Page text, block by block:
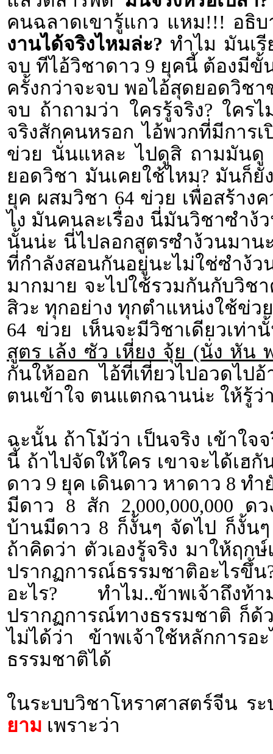
คนฉลาดเขารู้แกว แหม!!! อธิบ
งานได้จริงไหมล่ะ? ทำไม มันเ
จบ ทีไอ้วิชาดาว 9 ยุคนี้ ต้องมี
ครั้งกว่าจะจบ พอไอ้สุดยอดวิชา
จบ ถ้าถามว่า ใครรู้จริง? ใคร
จริงสักคนหรอก ไอ้พวกที่มีการ
ข่วย นั่นแหละ ไปดูสิ ถามมันดู
ยอดวิชา มันเคยใช้ไหม? มันก็
ยุค ผสมวิชา 64 ข่วย เพื่อสร้าง
ไง มันคนละเรื่อง นี่มันวิชาซำง้
นั้นน่ะ นี่ไปลอกสูตรซำง้วนมาน
ที่กำลังสอนกันอยู่นะไม่ใช่ซำง้
มากมาย จะไปใช้รวมกันกับวิช
สิวะ ทุกอย่าง ทุกตำแหน่งใช้ข่
64 ข่วย เห็นจะมีวิชาเดียวเท่
สูตร เล้ง ซัว เหี่ยง จุ้ย (นั่ง หัน
กันให้ออก ไอ้ที่เที่ยวไปอวดไป
ตนเข้าใจ ตนแตกฉานน่ะ ให้รู้ว่
ฉะนั้น ถ้าโม้ว่า เป็นจริง เข้าใ
นี้ ถ้าไปจัดให้ใคร เขาจะได้เฮ
ดาว 9 ยุค เดินดาว หาดาว 8 ทำ
มีดาว 8 สัก 2,000,000,000 ด
บ้านมีดาว 8 ก็งั้นๆ จัดไป ก็งั้น
ถ้าคิดว่า ตัวเองรู้จริง มาให้ฤก
ปรากฏการณ์ธรรมชาติอะไรขึ้
อะไร? ทำไม..ข้าพเจ้าถึงท้
ปรากฏการณ์ทางธรรมชาติ ก็ด้
ไม่ได้ว่า ข้าพเจ้าใช้หลักการ
ธรรมชาติได้
ในระบบวิชาโหราศาสตร์จีน
ยาม เพราะว่า